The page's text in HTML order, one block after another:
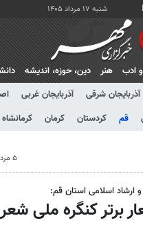
شنبه ۱۷ مرداد ۱۴۰۵
ادب هنر دين، حوزه، انديشه
آذربایجان شرقی آذربایجان غربی
قم کردستان کرمان کرمانشاه
۵ مرداد ۱۳۹۶، ۱۰:۲۴
ارشاد اسلامی استان قم:
برتر کنگره ملی